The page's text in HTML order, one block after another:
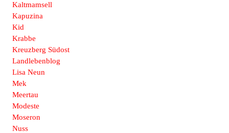
Kaltmamsell
Kapuzina
Kid
Krabbe
Kreuzberg Südost
Landlebenblog
Lisa Neun
Mek
Meertau
Modeste
Moseron
Nuss